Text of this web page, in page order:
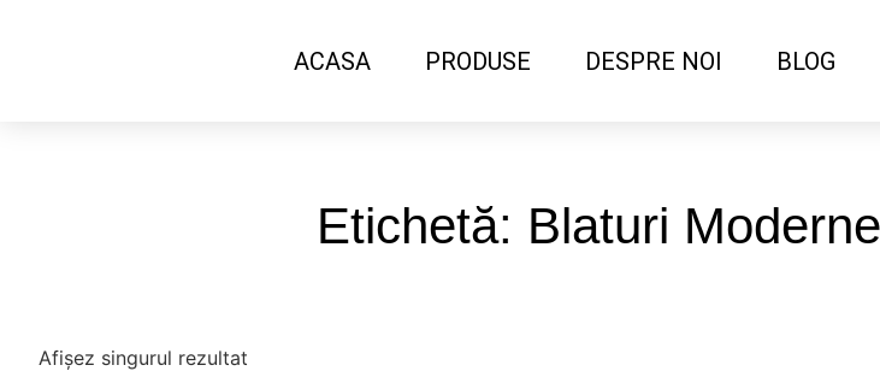
ACASA PRODUSE DESPRE NOI BLOG
Etichetă: Blaturi
Afișez singurul rezultat